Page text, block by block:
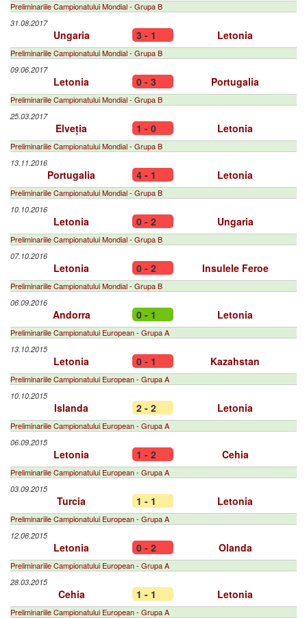
Preliminariile Campionatului Mondial - Grupa B
31.08.2017
Ungaria 3 - 1 Letonia
Preliminariile Campionatului Mondial - Grupa B
09.06.2017
Letonia 0 - 3 Portugalia
Preliminariile Campionatului Mondial - Grupa B
25.03.2017
Elveția 1 - 0 Letonia
Preliminariile Campionatului Mondial - Grupa B
13.11.2016
Portugalia 4 - 1 Letonia
Preliminariile Campionatului Mondial - Grupa B
10.10.2016
Letonia 0 - 2 Ungaria
Preliminariile Campionatului Mondial - Grupa B
07.10.2016
Letonia 0 - 2 Insulele Feroe
Preliminariile Campionatului Mondial - Grupa B
06.09.2016
Andorra 0 - 1 Letonia
Preliminariile Campionatului European - Grupa A
13.10.2015
Letonia 0 - 1 Kazahstan
Preliminariile Campionatului European - Grupa A
10.10.2015
Islanda 2 - 2 Letonia
Preliminariile Campionatului European - Grupa A
06.09.2015
Letonia 1 - 2 Cehia
Preliminariile Campionatului European - Grupa A
03.09.2015
Turcia 1 - 1 Letonia
Preliminariile Campionatului European - Grupa A
12.06.2015
Letonia 0 - 2 Olanda
Preliminariile Campionatului European - Grupa A
28.03.2015
Cehia 1 - 1 Letonia
Preliminariile Campionatului European - Grupa A